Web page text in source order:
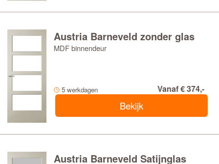
Austria Barneveld zonder glas
MDF binnendeur
5 werkdagen Vanaf € 374,-
Bekijk
Austria Barneveld Satijnglas